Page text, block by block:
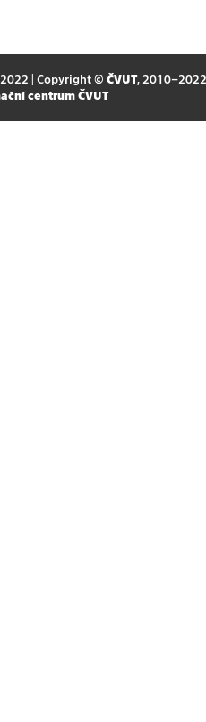
| Copyright © ČVUT, 2010–2022
centrum ČVUT